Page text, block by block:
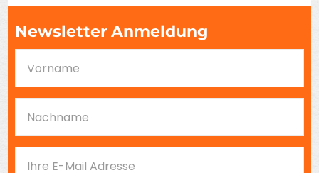
Newsletter Anmeldung